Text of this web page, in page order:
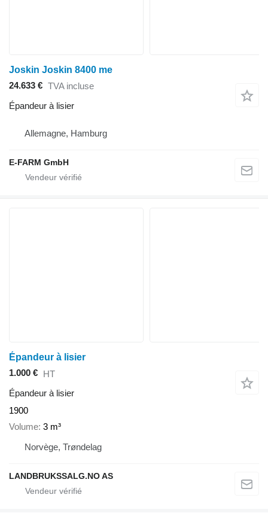
Joskin Joskin 8400 me
24.633 € TVA incluse
Épandeur à lisier
Allemagne, Hamburg
E-FARM GmbH
Épandeur à lisier
1.000 € HT
Épandeur à lisier
1900
Volume 3 m³
Norvège, Trøndelag
LANDBRUKSSALG.NO AS